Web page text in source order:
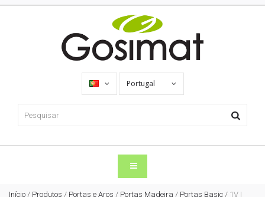
Portugal
Início / Produtos / Portas e Aros / Portas Madeira / Portas Basic / 1V |